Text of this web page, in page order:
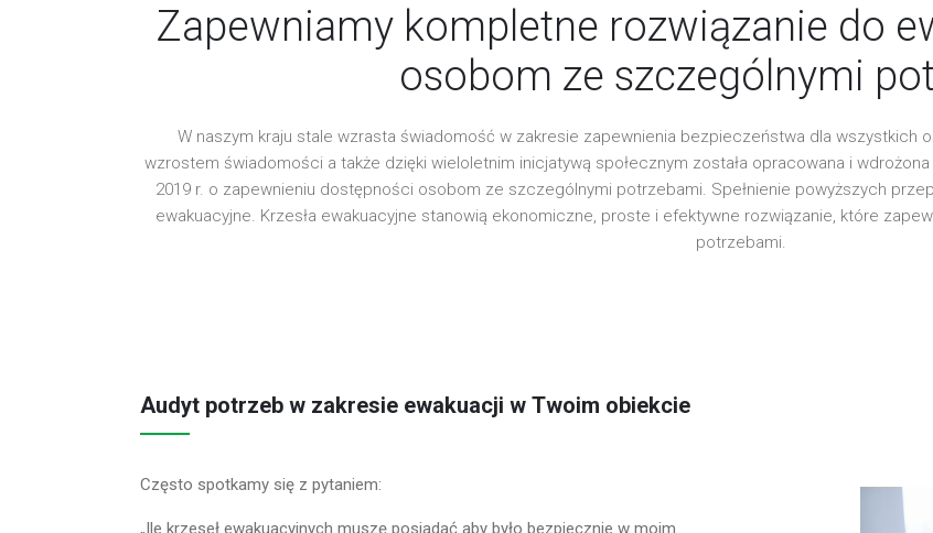
Zapewniamy kompletne rozwiązanie do
osobom ze szczególnymi
W naszym kraju stale wzrasta świadomość w zakresie zapewnienia bezpieczeństwa dla wszystkich
wzrostem świadomości a także dzięki wieloletnim inicjatywą społecznym została opracowana i
2019 r. o zapewnieniu dostępności osobom ze szczególnymi potrzebami. Spełnienie powyższych
ewakuacyjne. Krzesła ewakuacyjne stanowią ekonomiczne, proste i efektywne rozwiązanie, które
potrzebami.
Audyt potrzeb w zakresie ewakuacji w Twoim obiekcie
Często spotkamy się z pytaniem:
„Ile krzeseł ewakuacyjnych muszę posiadać aby było bezpiecznie w moim